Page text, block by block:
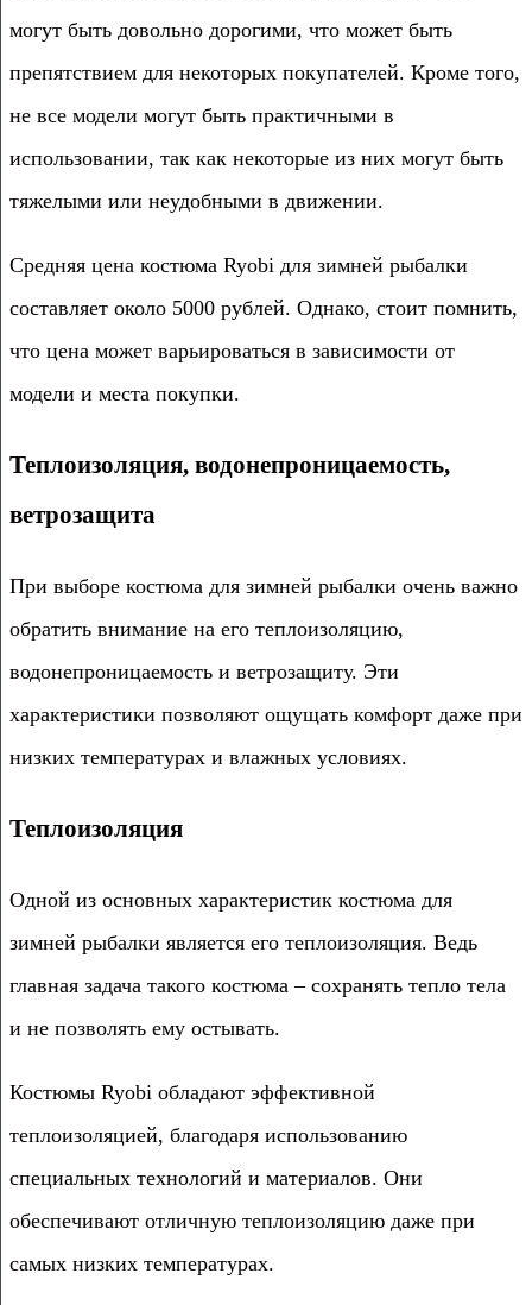
могут быть довольно дорогими, что может быть
препятствием для некоторых покупателей. Кроме того,
не все модели могут быть практичными в
использовании, так как некоторые из них могут быть
тяжелыми или неудобными в движении.
Средняя цена костюма Ryobi для зимней рыбалки
составляет около 5000 рублей. Однако, стоит помнить,
что цена может варьироваться в зависимости от
модели и места покупки.
Теплоизоляция, водонепроницаемость,
ветрозащита
При выборе костюма для зимней рыбалки очень важно
обратить внимание на его теплоизоляцию,
водонепроницаемость и ветрозащиту. Эти
характеристики позволяют ощущать комфорт даже при
низких температурах и влажных условиях.
Теплоизоляция
Одной из основных характеристик костюма для
зимней рыбалки является его теплоизоляция. Ведь
главная задача такого костюма – сохранять тепло тела
и не позволять ему остывать.
Костюмы Ryobi обладают эффективной
теплоизоляцией, благодаря использованию
специальных технологий и материалов. Они
обеспечивают отличную теплоизоляцию даже при
самых низких температурах.